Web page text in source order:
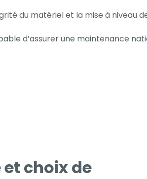
du matériel et la mise à niveau
d’assurer une maintenance
choix de